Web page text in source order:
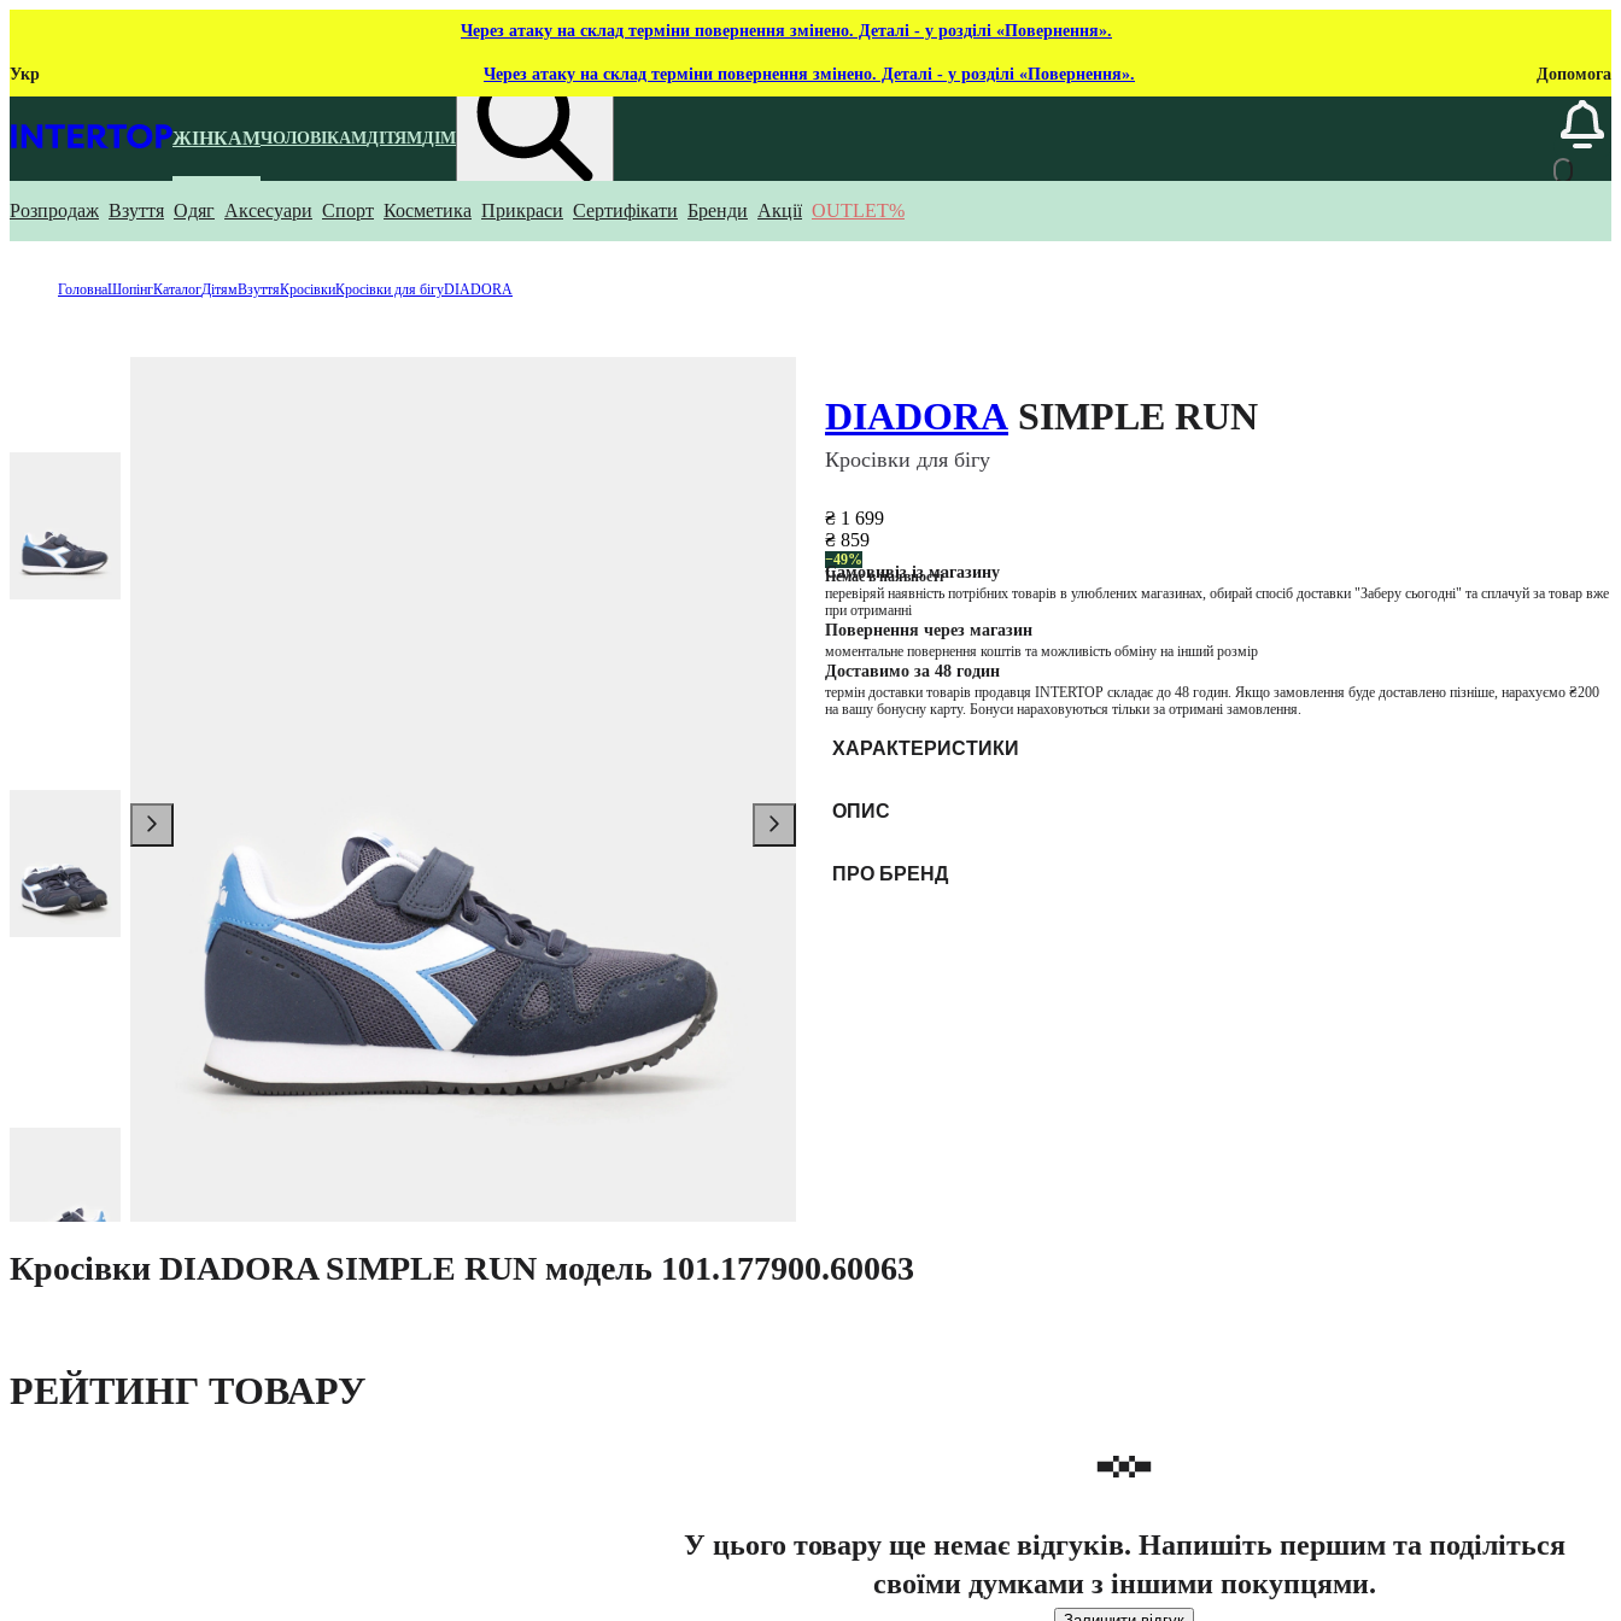
Через атаку на склад терміни повернення змінено. Деталі - у розділі «Повернення».
Укр Через атаку на склад терміни повернення змінено. Деталі - у розділі «Повернення». Допомога
ЖІНКАМЧОЛОВІКАМДІТЯМДІМ
Що ти шукаєш?
Розпродаж Взуття Одяг Аксесуари Спорт Косметика Прикраси Сертифікати Бренди Акції OUTLET%
ГоловнаШопінгКаталогДітямВзуттяКросівкиКросівки для бігуDIADORA
DIADORA SIMPLE RUN
Кросівки для бігу
₴ 1 699
₴ 859
−49%
Немає в наявності
Самовивіз із магазину
перевіряй наявність потрібних товарів в улюблених магазинах, обирай спосіб доставки "Заберу сьогодні" та сплачуй за товар вже
при отриманні
Повернення через магазин
моментальне повернення коштів та можливість обміну на інший розмір
Доставимо за 48 годин
термін доставки товарів продавця INTERTOP складає до 48 годин. Якщо замовлення буде доставлено пізніше, нарахуємо ₴200
на вашу бонусну карту. Бонуси нараховуються тільки за отримані замовлення.
ХАРАКТЕРИСТИКИ
ОПИС
ПРО БРЕНД
Кросівки DIADORA SIMPLE RUN модель 101.177900.60063
РЕЙТИНГ ТОВАРУ
У цього товару ще немає відгуків. Напишіть першим та поділіться
своїми думками з іншими покупцями.